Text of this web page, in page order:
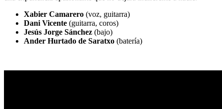
Xabier Camarero (voz, guitarra)
Dani Vicente (guitarra, coros)
Jesús Jorge Sánchez (bajo)
Ander Hurtado de Saratxo (batería)